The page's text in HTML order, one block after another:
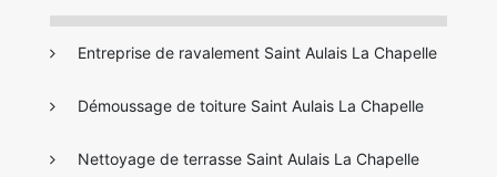
Entreprise de ravalement Saint Aulais La Chapelle
Démoussage de toiture Saint Aulais La Chapelle
Nettoyage de terrasse Saint Aulais La Chapelle